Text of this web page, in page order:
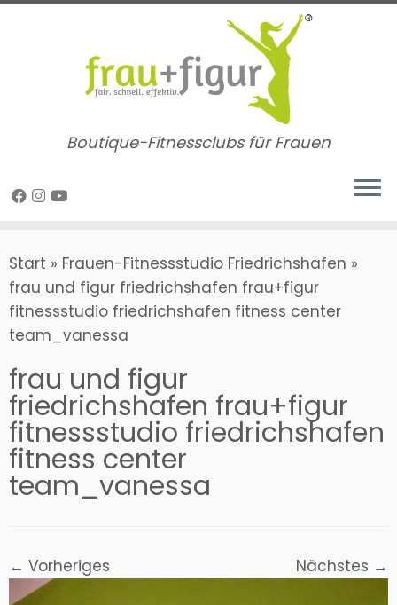
Zum
Boutique-Fitnessclubs für Frauen
Start » Frauen-Fitnessstudio Friedrichshafen »
frau und figur friedrichshafen frau+figur
fitnessstudio friedrichshafen fitness center
team_vanessa
frau und figur
friedrichshafen frau+figur
fitnessstudio friedrichshafen
fitness center
team_vanessa
← Vorheriges Nächstes →